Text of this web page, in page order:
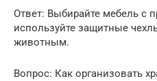
Ответ: Выбирайте мебель с
используйте защитные
животным.
Вопрос: Как организовать